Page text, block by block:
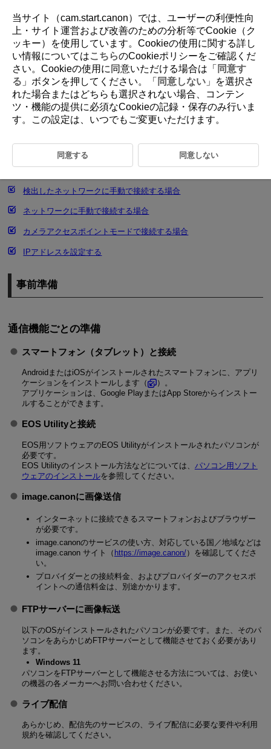
D388-193
通信機能の基本設定
事前準備
WPS（PBC方式）で接続する場合
検出したネットワークに手動で接続する場合
ネットワークに手動で接続する場合
カメラアクセスポイントモードで接続する場合
IPアドレスを設定する
事前準備
通信機能ごとの準備
スマートフォン（タブレット）と接続
AndroidまたはiOSがインストールされたスマートフォンに、アプリ
ケーションをインストールします（
）。
アプリケーションは、Google PlayまたはApp Storeからインストー
ルすることができます。
EOS Utilityと接続
EOS用ソフトウェアのEOS Utilityがインストールされたパソコンが
必要です。
EOS Utilityのインストール方法などについては、 パソコン用ソフト
ウェアのインストールを参照してください。
image.canonに画像送信
インターネットに接続できるスマートフォンおよびブラウザー
が必要です。
image.canonのサービスの使い方、対応している国／地域などは
image.canon サイト（ https://image.canon/）を確認してくださ
い。
プロバイダーとの接続料金、およびプロバイダーのアクセスポ
イントへの通信料金は、別途かかります。
FTPサーバーに画像転送
以下のOSがインストールされたパソコンが必要です。また、そのパ
ソコンをあらかじめFTPサーバーとして機能させておく必要があり
ます。
Windows 11
パソコンをFTPサーバーとして機能させる方法については、お使い
の機器の各メーカーへお問い合わせください。
ライブ配信
あらかじめ、配信先のサービスの、ライブ配信に必要な要件や利用
規約を確認してください。
当サイト（cam.start.canon）では、ユーザーの利便性向
上・サイト運営および改善のための分析等でCookie（ク
ッキー）を使用しています。Cookieの使用に関する詳し
い情報についてはこちらのCookieポリシーをご確認くだ
さい。Cookieの使用に同意いただける場合は「 同意す
る 」ボタンを押してください。「 同意しない 」を選択さ
れた場合またはどちらも選択されない場合、コンテン
ツ・機能の提供に必須なCookieの記録・保存のみ行いま
す。この設定は、いつでもご変更いただけます。
同意する 同意しない